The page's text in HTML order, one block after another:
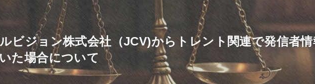
ビジョン株式会社（JCV)からトレント関連で発信者
た場合について